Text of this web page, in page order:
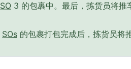
SO 3 的包裹中。最后，拣货员将推
SOs 的包裹打包完成后，拣货员将